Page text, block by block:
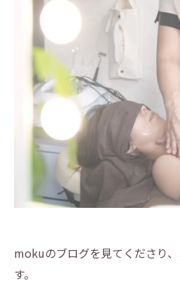
mokuのブログを見てくださり
す。